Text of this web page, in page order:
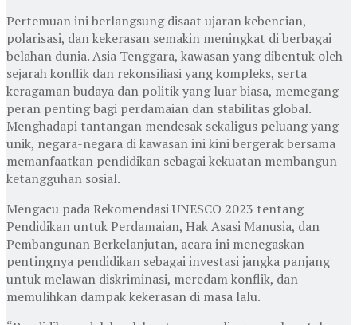
Pertemuan ini berlangsung disaat ujaran kebencian,
polarisasi, dan kekerasan semakin meningkat di berbagai
belahan dunia. Asia Tenggara, kawasan yang dibentuk oleh
sejarah konflik dan rekonsiliasi yang kompleks, serta
keragaman budaya dan politik yang luar biasa, memegang
peran penting bagi perdamaian dan stabilitas global.
Menghadapi tantangan mendesak sekaligus peluang yang
unik, negara-negara di kawasan ini kini bergerak bersama
memanfaatkan pendidikan sebagai kekuatan membangun
ketangguhan sosial.
Mengacu pada Rekomendasi UNESCO 2023 tentang
Pendidikan untuk Perdamaian, Hak Asasi Manusia, dan
Pembangunan Berkelanjutan, acara ini menegaskan
pentingnya pendidikan sebagai investasi jangka panjang
untuk melawan diskriminasi, meredam konflik, dan
memulihkan dampak kekerasan di masa lalu.